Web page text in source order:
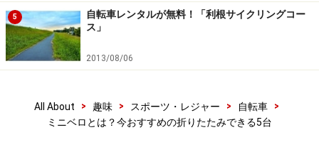
5
自転車レンタルが無料！「利根サイクリングコー
ス」
2013/08/06
All About > 趣味 > スポーツ・レジャー > 自転車
>
ミニベロとは？今おすすめの折りたたみできる5台